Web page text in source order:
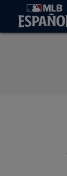
Saltar al